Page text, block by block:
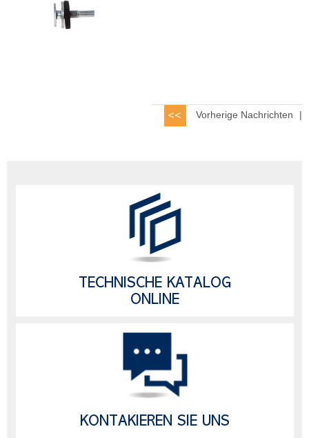
Vorherige Nachrichten |
TECHNISCHE KATALOG
ONLINE
KONTAKIEREN SIE UNS